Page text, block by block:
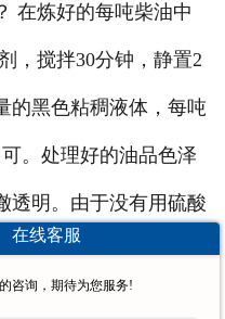
在炼好的每吨柴油中
，搅拌30分钟，静置2
的黑色粘稠液体，每吨
。处理好的油品色泽
透明。由于没有用硫酸
，色泽气味也可保持2
精制收率正常可达
在线客服
咨询，期待为您服务!